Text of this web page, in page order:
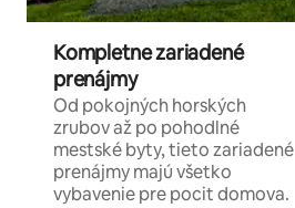
Kompletne zariadené
prenájmy
Od pokojných horských
zrubov až po pohodlné
mestské byty, tieto zariadené
prenájmy majú všetko
vybavenie pre pocit domova.